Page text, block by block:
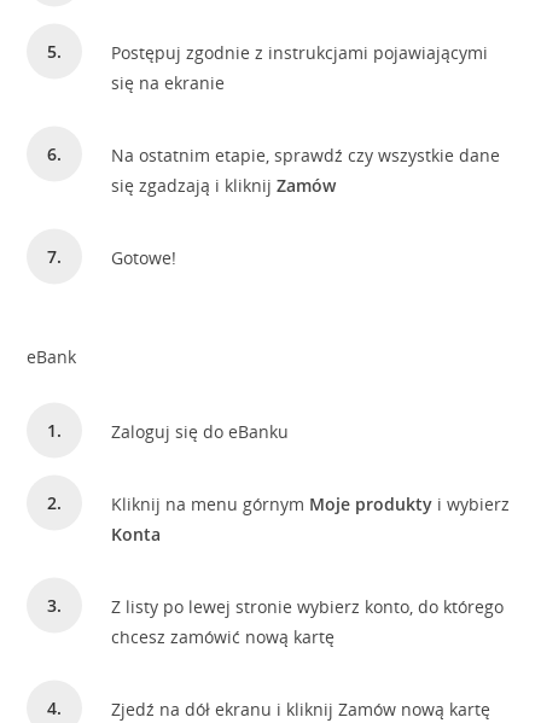
Postępuj zgodnie z instrukcjami pojawiającymi
się na ekranie
Na ostatnim etapie, sprawdź czy wszystkie dane
się zgadzają i kliknijZamów
Gotowe!
eBank
Zaloguj się do eBanku
Kliknij na menu górnym Moje produkty i wybierz
Konta
Z listy po lewej stronie wybierz konto, do którego
chcesz zamówić nową kartę
Zjedź na dół ekranu i kliknij Zamów nową kartę